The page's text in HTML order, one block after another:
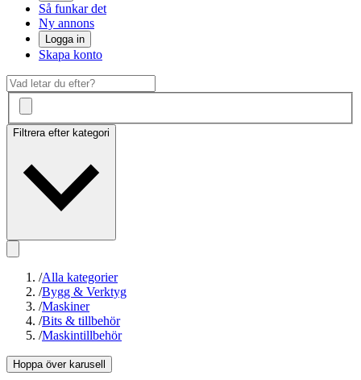
Så funkar det
Ny annons
Logga in
Skapa konto
Filtrera efter kategori
/Alla kategorier
/Bygg & Verktyg
/Maskiner
/Bits & tillbehör
/Maskintillbehör
Hoppa över karusell